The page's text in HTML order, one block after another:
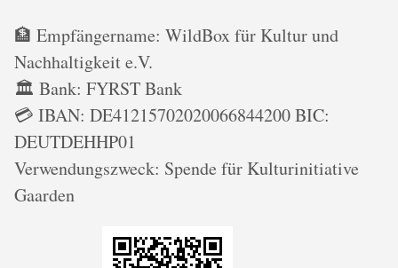
🏦 Empfängername: WildBox für Kultur und
Nachhaltigkeit e.V.
🏛️ Bank: FYRST Bank
💳 IBAN: DE41215702020066844200 BIC:
DEUTDEHHP01
Verwendungszweck: Spende für Kulturinitiative
Gaarden